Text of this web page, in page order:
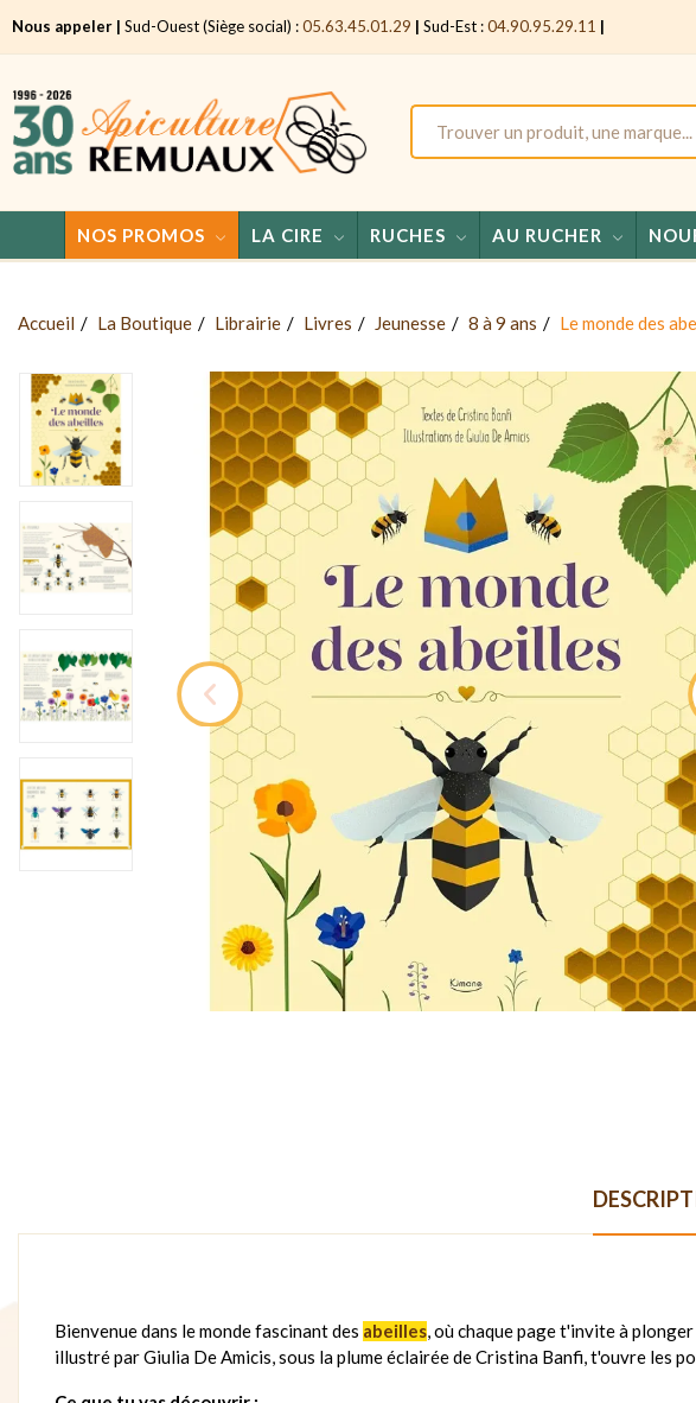
Nous appeler | Sud-Ouest (Siège social) :05.63.45.01.29 | Sud-Est :04.90.95.29.11 |
NOS PROMOS LA CIRE RUCHES AU RUCHER
Accueil La Boutique Librairie Livres Jeunesse 8 à 9 ans Le monde des
Bienvenue dans le monde fascinant des abeilles, où chaque page t'invite à
illustré par Giulia De Amicis, sous la plume éclairée de Cristina Banfi, t'ouvre les